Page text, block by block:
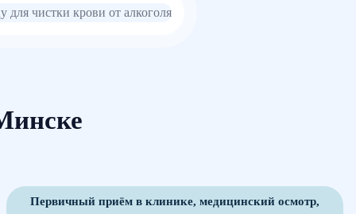
Первичный приём в клинике, медицинский осмотр,